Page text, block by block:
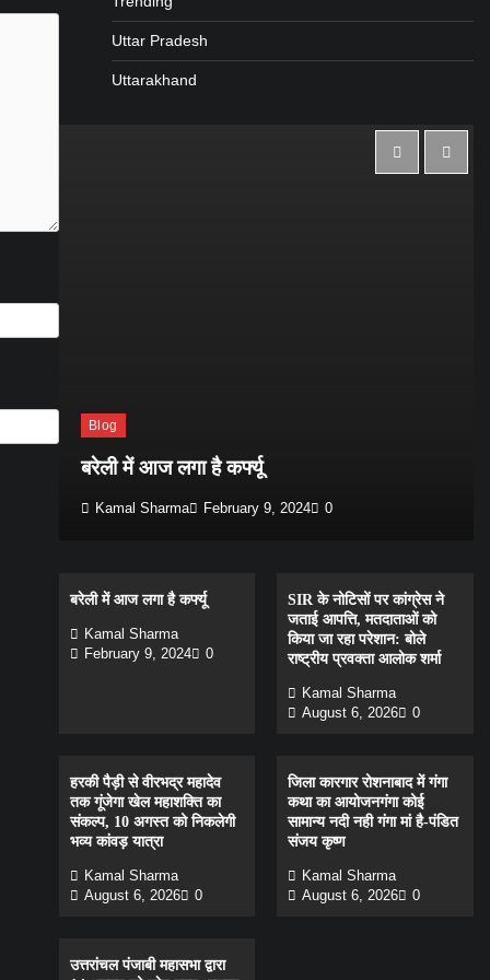
Uttar Pradesh
Uttarakhand
Blog
बरेली में आज लगा है कर्फ्यू
Kamal Sharma February 9, 2024 0
बरेली में आज लगा है कर्फ्यू
Kamal Sharma
February 9, 2024
0
SIR के नोटिसों पर कांग्रेस ने
जताई आपत्ति, मतदाताओं को
किया जा रहा परेशान: बोले
राष्ट्रीय प्रवक्ता आलोक शर्मा
Kamal Sharma
August 6, 2026
0
हरकी पैड़ी से वीरभद्र महादेव
तक गूंजेगा खेल महाशक्ति का
संकल्प, 10 अगस्त को निकलेगी
भव्य कांवड़ यात्रा
Kamal Sharma
August 6, 2026
0
जिला कारगार रोशनाबाद में गंगा
कथा का आयोजनगंगा कोई
सामान्य नदी नही गंगा मां है-पंडित
संजय कृष्ण
Kamal Sharma
August 6, 2026
0
उत्तरांचल पंजाबी महासभा द्वारा